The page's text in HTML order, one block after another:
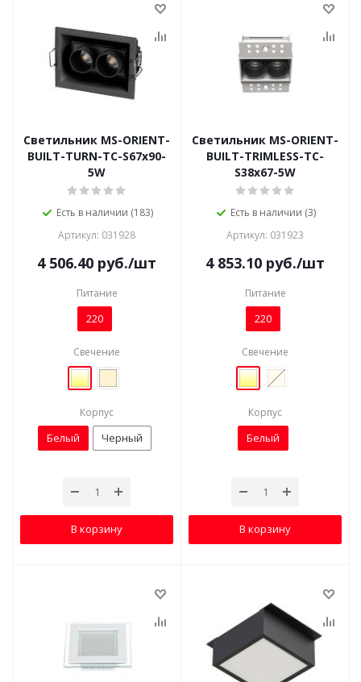
Светильник MS-ORIENT-
BUILT-TURN-TC-S67x90-
5W
Есть в наличии (183)
Артикул: 031928
4 506.40 руб./шт
Питание
220
Свечение
Корпус
Белый Черный
В корзину
Светильник MS-ORIENT-
BUILT-TRIMLESS-TC-
S38x67-5W
Есть в наличии (3)
Артикул: 031923
4 853.10 руб./шт
Питание
220
Свечение
Корпус
Белый
В корзину